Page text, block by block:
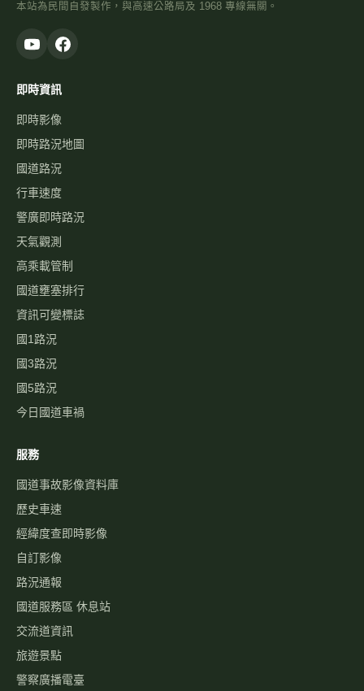
本站為民間自發製作，與高速公路局及 1968 專線無關。
即時資訊
即時影像
即時路況地圖
國道路況
行車速度
警廣即時路況
天氣觀測
高乘載管制
國道壅塞排行
資訊可變標誌
國1路況
國3路況
國5路況
今日國道車禍
服務
國道事故影像資料庫
歷史車速
經緯度查即時影像
自訂影像
路況通報
國道服務區 休息站
交流道資訊
旅遊景點
警察廣播電臺